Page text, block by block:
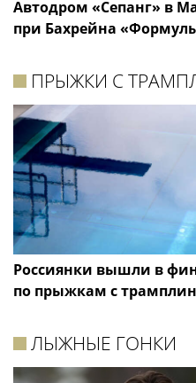
Автодром «Сепанг» в
при Бахрейна
ПРЫЖКИ С
Россиянки вышли в
по прыжкам с
ЛЫЖНЫЕ ГОНКИ